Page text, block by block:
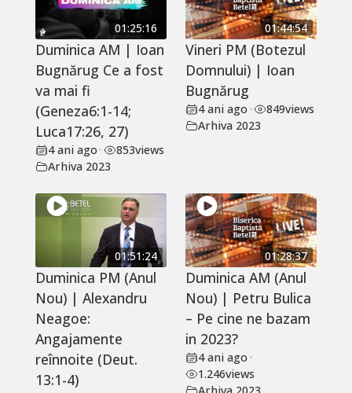
01:25:16
Duminica AM | Ioan
Bugnărug Ce a fost
va mai fi
(Geneza6:1-14;
Luca17:26, 27)
4 ani ago• 853views
Arhiva 2023
01:44:54
Vineri PM (Botezul
Domnului) | Ioan
Bugnărug
4 ani ago • 849views
Arhiva 2023
01:51:24
Duminica PM (Anul
Nou) | Alexandru
Neagoe:
Angajamente
reînnoite (Deut.
13:1-4)
01:28:37
Duminica AM (Anul
Nou) | Petru Bulica
– Pe cine ne bazam
in 2023?
4 ani ago •
1.246views